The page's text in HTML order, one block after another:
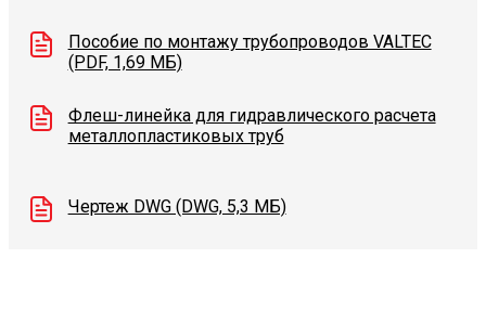
Пособие по монтажу трубопроводов VALTEC
(PDF, 1,69 МБ)
Флеш-линейка для гидравлического расчета
металлопластиковых труб
Чертеж DWG (DWG, 5,3 МБ)